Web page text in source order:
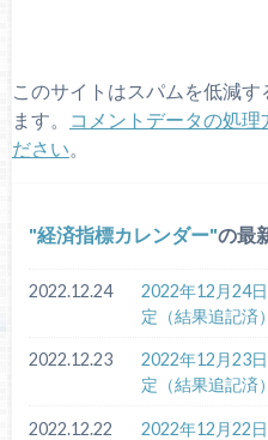
このサイトはスパムを低減
ます。
コメントデータの処理
ださい。
経済指標カレンダー の最
2022.12.24
2022年12月24
定（結果追記済）
2022.12.23
2022年12月23
定（結果追記済）
2022.12.22
2022年12月22